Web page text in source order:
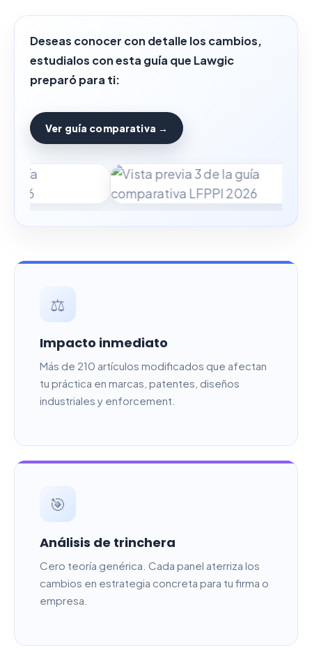
Deseas conocer con detalle los cambios,
estudialos con esta guía que Lawgic
preparó para ti:
Ver guía comparativa →
⚖️
Impacto inmediato
Más de 210 artículos modificados que afectan
tu práctica en marcas, patentes, diseños
industriales y enforcement.
🎯
Análisis de trinchera
Cero teoría genérica. Cada panel aterriza los
cambios en estrategia concreta para tu firma o
empresa.